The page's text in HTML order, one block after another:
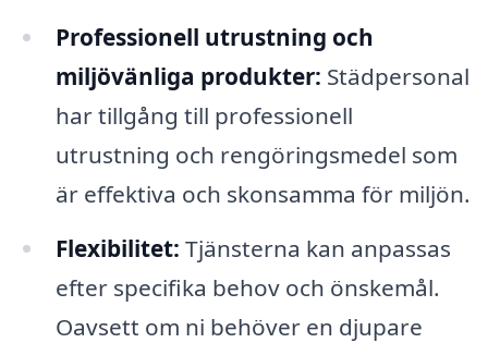
Professionell utrustning och
miljövänliga produkter: Städpersonal
har tillgång till professionell
utrustning och rengöringsmedel som
är effektiva och skonsamma för miljön.
Flexibilitet: Tjänsterna kan anpassas
efter specifika behov och önskemål.
Oavsett om ni behöver en djupare